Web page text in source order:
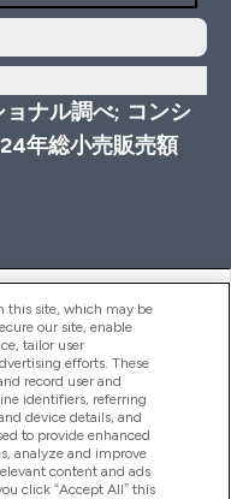
ナル調べ; コンシ
年総小売販売額
this site, which may be
our site, enable
tailor user
efforts. These
record user and
identifiers, referring
device details, and
to provide enhanced
analyze and improve
content and ads
click “Accept All” this